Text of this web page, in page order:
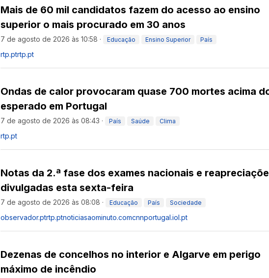
Mais de 60 mil candidatos fazem do acesso ao ensino
superior o mais procurado em 30 anos
7 de agosto de 2026 às 10:58 · Educação Ensino Superior País
rtp.ptrtp.pt
Ondas de calor provocaram quase 700 mortes acima
esperado em Portugal
7 de agosto de 2026 às 08:43 · País Saúde Clima
rtp.pt
Notas da 2.ª fase dos exames nacionais e
divulgadas esta sexta-feira
7 de agosto de 2026 às 08:08 · Educação País Sociedade
observador.ptrtp.ptnoticiasaominuto.comcnnportugal.iol.pt
Dezenas de concelhos no interior e Algarve em perigo
máximo de incêndio